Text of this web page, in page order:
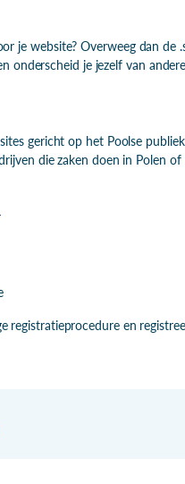
je website? Overweeg dan de
onderscheid je jezelf van
gericht op het Poolse
die zaken doen in Polen
registratieprocedure en